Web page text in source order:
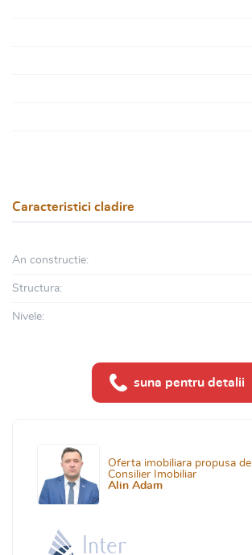
Caracteristici cladire
An constructie:
Structura:
Nivele:
suna pentru detalii
Oferta imobiliara propusa de
Consilier Imobiliar
Alin Adam